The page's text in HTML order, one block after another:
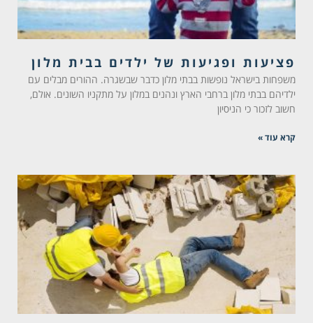
פציעות ופגיעות של ילדים בבית מלון
משפחות בישראל נופשות בבתי מלון כדבר שבשגרה. ההורים מבלים עם
ילדיהם בבתי מלון ברחבי הארץ ונהנים במלון על מתקניו השונים. אולם,
חשוב לזכור כי הניסיון
קרא עוד »